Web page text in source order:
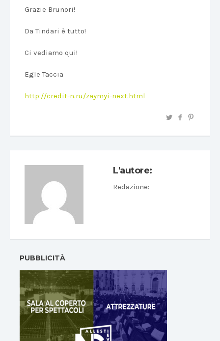
Grazie Brunori!
Da Tindari è tutto!
Ci vediamo qui!
Egle Taccia
http://credit-n.ru/zaymyi-next.html
L'autore:
Redazione:
PUBBLICITÀ